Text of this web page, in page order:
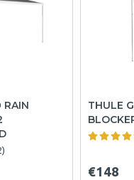
RAIN
THULE
€148